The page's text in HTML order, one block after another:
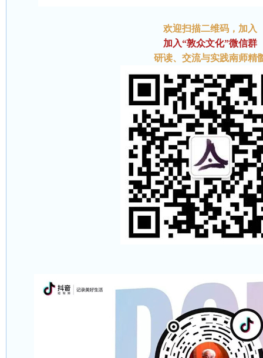
欢迎扫描二维码 ，加入
加入“敦众文化”微信群
研读、交流与实践南师精